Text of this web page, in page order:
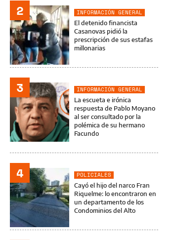
2
INFORMACIÓN GENERAL
El detenido financista
Casanovas pidió la
prescripción de sus estafas
millonarias
3
INFORMACIÓN GENERAL
La escueta e irónica
respuesta de Pablo Moyano
al ser consultado por la
polémica de su hermano
Facundo
4
POLICIALES
Cayó el hijo del narco Fran
Riquelme: lo encontraron en
un departamento de los
Condominios del Alto